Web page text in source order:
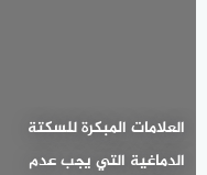
العلامات المبكرة للسكتة
الدماغية التي يجب عدم